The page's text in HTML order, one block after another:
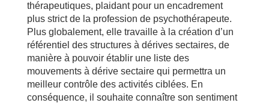
thérapeutiques, plaidant pour un encadrement
plus strict de la profession de psychothérapeute.
Plus globalement, elle travaille à la création d’un
référentiel des structures à dérives sectaires, de
manière à pouvoir établir une liste des
mouvements à dérive sectaire qui permettra un
meilleur contrôle des activités ciblées. En
conséquence, il souhaite connaître son sentiment